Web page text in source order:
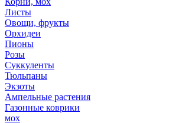
Листы
Овощи, фрукты
Орхидеи
Пионы
Розы
Суккуленты
Тюльпаны
Экзоты
Ампельные растения
Газонные коврики
мох